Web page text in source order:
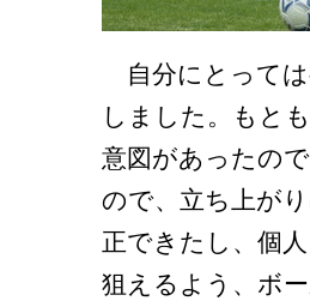
自分にとっては
しました。もと
意図があったの
ので、立ち上が
正できたし、個
狙えるよう、ボ